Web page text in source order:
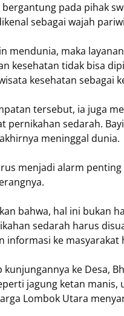
pada pihak
sebagai wajah
mendunia, maka
kesehatan tidak bisa
kesehatan sebagai
tersebut, ia juga
pernikahan sedarah.
meninggal dunia.
menjadi alarm
bahwa, hal ini bukan
sedarah harus
informasi ke masyarakat
kunjungannya ke Desa,
jagung ketan manis,
Lombok Utara